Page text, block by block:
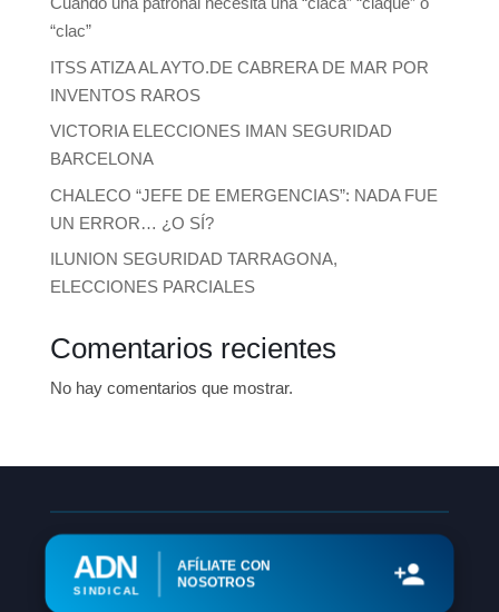
“clac”
ITSS ATIZA AL AYTO.DE CABRERA DE MAR POR
INVENTOS RAROS
VICTORIA ELECCIONES IMAN SEGURIDAD
BARCELONA
CHALECO “JEFE DE EMERGENCIAS”: NADA FUE
UN ERROR… ¿O SÍ?
ILUNION SEGURIDAD TARRAGONA,
ELECCIONES PARCIALES
Comentarios recientes
No hay comentarios que mostrar.
ADN
SINDICAL
AFÍLIATE CON
NOSOTROS